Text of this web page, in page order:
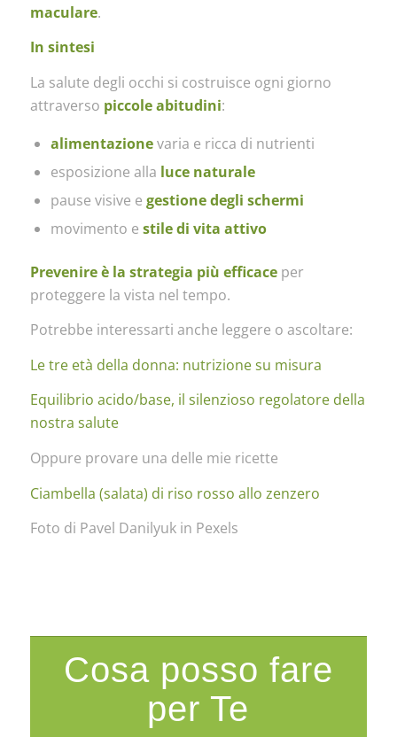
maculare.
In sintesi
La salute degli occhi si costruisce ogni giorno
attraverso piccole abitudini:
alimentazionevaria e ricca di nutrienti
esposizione alla luce naturale
pause visive e gestione degli schermi
movimento e stile di vita attivo
Prevenire è la strategia più efficaceper
proteggere la vista nel tempo.
Potrebbe interessarti anche leggere o ascoltare:
Le tre età della donna: nutrizione su misura
Equilibrio acido/base, il silenzioso regolatore della
nostra salute
Oppure provare una delle mie ricette
Ciambella (salata) di riso rosso allo zenzero
Foto di Pavel Danilyuk in Pexels
Cosa posso fare
per Te